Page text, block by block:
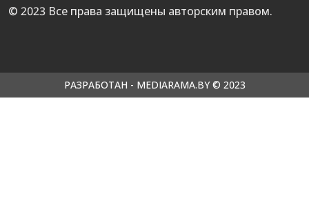
© 2023 Все права защищены авторским правом.
РАЗРАБОТАН - MEDIARAMA.BY © 2023